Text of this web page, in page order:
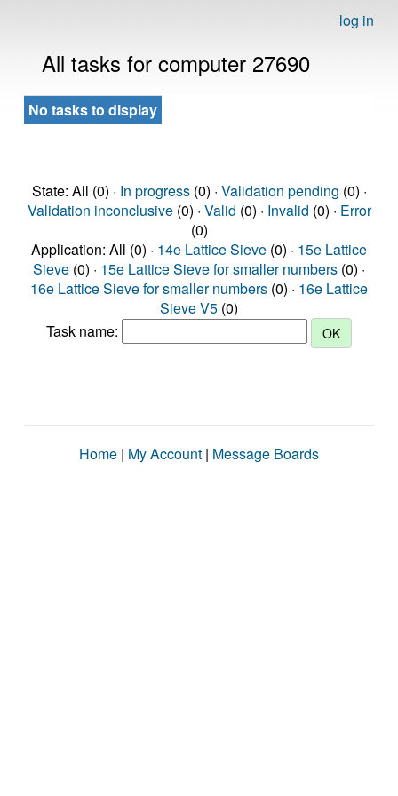
log in
All tasks for computer 27690
No tasks to display
State: All (0) · In progress(0) · Validation pending (0) ·
Validation inconclusive(0) · Valid (0) · Invalid (0) · Error
(0)
Application: All (0) · 14e Lattice Sieve (0) · 15e Lattice
Sieve (0) · 15e Lattice Sieve for smaller numbers (0) ·
16e Lattice Sieve for smaller numbers (0) · 16e Lattice
Sieve V5 (0)
Task name:
Home | My Account | Message Boards